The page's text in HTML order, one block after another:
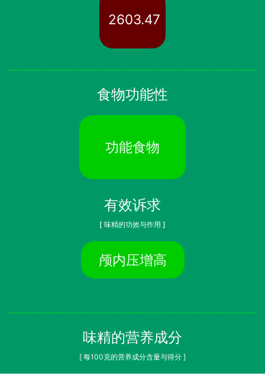
2603.47
食物功能性
功能食物
有效诉求
[ 味精的功效与作用 ]
颅内压增高
味精的营养成分
[ 每100克的营养成分含量与得分 ]